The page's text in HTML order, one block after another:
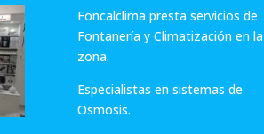
Foncalclima presta servicios de
Fontanería y Climatización en la
zona.
Especialistas en sistemas de
Osmosis.